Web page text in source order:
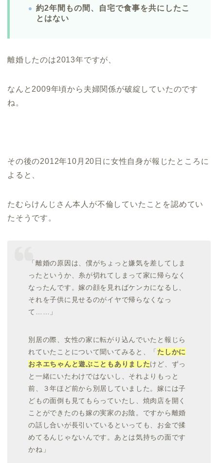
約2年間もの間、自宅で食事を共にしたこ
とはない
離婚したのは2013年ですが、
なんと2009年頃から夫婦関係が破綻していたのです
ね。
その後の2012年10月20日に女性自身が報じたところに
よると、
たむらけんじさん本人が不倫していたことを認めてい
たそうです。
「離婚の原因は、僕がちょっと嫌気を差してしま
ったというか、糸が切れてしまって家に帰らなく
なったんです。嫁の顔を見ればケンカになるし、
それを子供に見せるのがイヤで帰らなくなっ
て……」
別居の際、女性の家に転がり込んでいたと報じら
れていたことについて聞いてみると、「 たしかに
おネエちゃんと遊ぶこともありましたけど、ずっ
と一緒にいたわけではないし、それよりもっと
前、３年ほど前から別居していました。嫁には子
どもの面倒も見てもらっていたし、焼肉店を開く
ことができたのも嫁の実家のお陰。ですから離婚
の話し合いが長引いているといっても、お金で揉
めてるんじゃないんです。あとは気持ちの面です
かね」